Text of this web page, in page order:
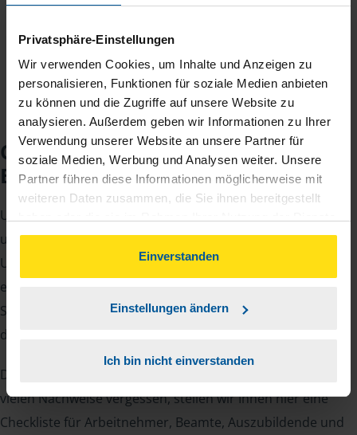
Privatsphäre-Einstellungen
Wir verwenden Cookies, um Inhalte und Anzeigen zu
personalisieren, Funktionen für soziale Medien anbieten
zu können und die Zugriffe auf unsere Website zu
analysieren. Außerdem geben wir Informationen zu Ihrer
Verwendung unserer Website an unsere Partner für
soziale Medien, Werbung und Analysen weiter. Unsere
Partner führen diese Informationen möglicherweise mit
weiteren Daten zusammen, die Sie ihnen bereitgestellt
gesammelt haben. Indem Sie auf Einverstanden klicken,
können Sie der Verwendung von Cookies, gemäß
unserer
Einverstanden
Einstellungen ändern
Ich bin nicht einverstanden
Jahreseinnahmen richtet.
Checkliste für Ihr
Beratungsgespräch
Um Ihre Steuererklärung erstellen zu können, benötigen
unsere Beraterinnen und Berater eine Reihe von
Unterlagen von Ihnen. Dazu gehört beispielsweise die
elektronische Lohnsteuerbescheinigung, Ihre
Steueridentifikationsnummer, der Rentenbescheid oder
die Bescheinigung über das Kindergeld.
Damit Sie sich gut vorbereiten können und keinen der
vielen Nachweise vergessen, stellen wir Ihnen hier eine
Checkliste für Arbeitnehmer, Beamte, Auszubildende und